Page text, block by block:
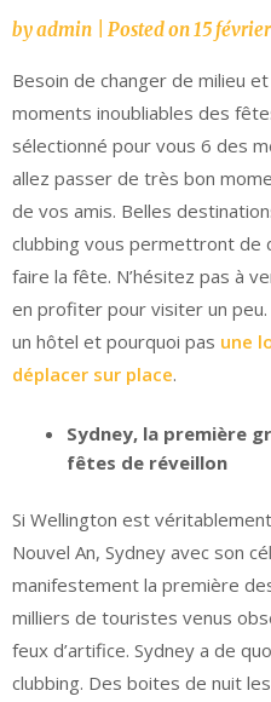
byadmin Posted on15
Besoin de changer de milieu
moments inoubliables des
sélectionné pour vous 6 des
allez passer de très bon
de vos amis. Belles
clubbing vous permettront de
faire la fête. N’hésitez pas à
en profiter pour visiter un
un hôtel et pourquoi pas une
déplacer sur place.
Sydney, la première
fêtes de réveillon
Si Wellington est
Nouvel An, Sydney avec son
manifestement la première
milliers de touristes venus
feux d’artifice. Sydney a de
clubbing. Des boites de nuit